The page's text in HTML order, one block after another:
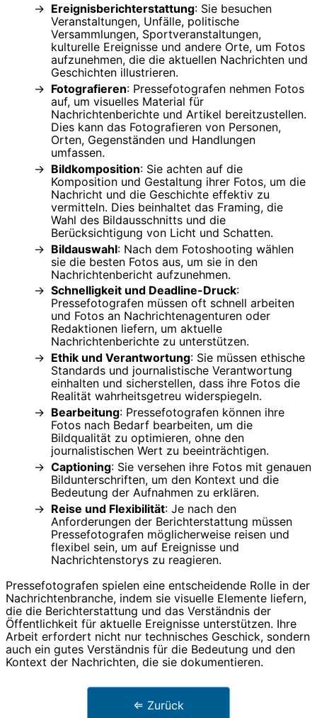
Ereignisberichterstattung: Sie besuchen
Veranstaltungen, Unfälle, politische
Versammlungen, Sportveranstaltungen,
kulturelle Ereignisse und andere Orte, um Fotos
aufzunehmen, die die aktuellen Nachrichten und
Geschichten illustrieren.
Fotografieren: Pressefotografen nehmen Fotos
auf, um visuelles Material für
Nachrichtenberichte und Artikel bereitzustellen.
Dies kann das Fotografieren von Personen,
Orten, Gegenständen und Handlungen
umfassen.
Bildkomposition: Sie achten auf die
Komposition und Gestaltung ihrer Fotos, um die
Nachricht und die Geschichte effektiv zu
vermitteln. Dies beinhaltet das Framing, die
Wahl des Bildausschnitts und die
Berücksichtigung von Licht und Schatten.
Bildauswahl: Nach dem Fotoshooting wählen
sie die besten Fotos aus, um sie in den
Nachrichtenbericht aufzunehmen.
Schnelligkeit und Deadline-Druck:
Pressefotografen müssen oft schnell arbeiten
und Fotos an Nachrichtenagenturen oder
Redaktionen liefern, um aktuelle
Nachrichtenberichte zu unterstützen.
Ethik und Verantwortung: Sie müssen ethische
Standards und journalistische Verantwortung
einhalten und sicherstellen, dass ihre Fotos die
Realität wahrheitsgetreu widerspiegeln.
Bearbeitung: Pressefotografen können ihre
Fotos nach Bedarf bearbeiten, um die
Bildqualität zu optimieren, ohne den
journalistischen Wert zu beeinträchtigen.
Captioning: Sie versehen ihre Fotos mit genauen
Bildunterschriften, um den Kontext und die
Bedeutung der Aufnahmen zu erklären.
Reise und Flexibilität: Je nach den
Anforderungen der Berichterstattung müssen
Pressefotografen möglicherweise reisen und
flexibel sein, um auf Ereignisse und
Nachrichtenstorys zu reagieren.
Pressefotografen spielen eine entscheidende Rolle in der
Nachrichtenbranche, indem sie visuelle Elemente liefern,
die die Berichterstattung und das Verständnis der
Öffentlichkeit für aktuelle Ereignisse unterstützen. Ihre
Arbeit erfordert nicht nur technisches Geschick, sondern
auch ein gutes Verständnis für die Bedeutung und den
Kontext der Nachrichten, die sie dokumentieren.
⇐ Zurück